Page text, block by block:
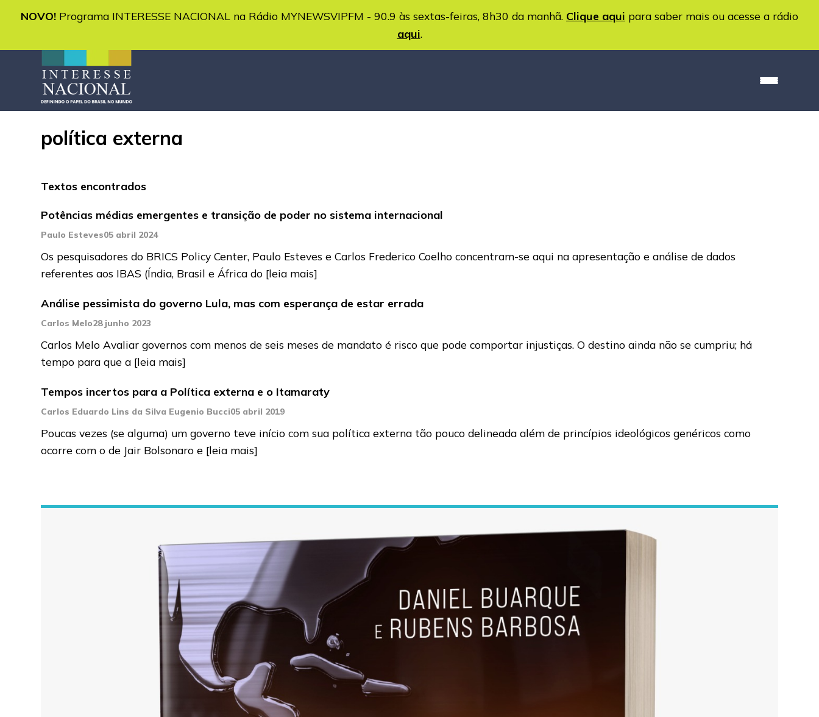
NOVO! Programa INTERESSE NACIONAL na Rádio MYNEWSVIPFM - 90.9 às sextas-feiras, 8h30 da manhã. Clique aqui para saber mais ou acesse a rádio
aqui.
política externa
Textos encontrados
Potências médias emergentes e transição de poder no sistema internacional
Paulo Esteves05 abril 2024
Os pesquisadores do BRICS Policy Center, Paulo Esteves e Carlos Frederico Coelho concentram-se aqui na apresentação e análise de dados
referentes aos IBAS (Índia, Brasil e África do [leia mais]
Análise pessimista do governo Lula, mas com esperança de estar errada
Carlos Melo28 junho 2023
Carlos Melo Avaliar governos com menos de seis meses de mandato é risco que pode comportar injustiças. O destino ainda não se cumpriu; há
tempo para que a [leia mais]
Tempos incertos para a Política externa e o Itamaraty
Carlos Eduardo Lins da Silva Eugenio Bucci05 abril 2019
Poucas vezes (se alguma) um governo teve início com sua política externa tão pouco delineada além de princípios ideológicos genéricos como
ocorre com o de Jair Bolsonaro e [leia mais]